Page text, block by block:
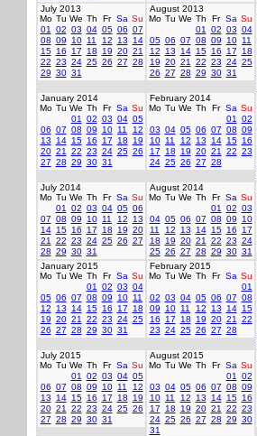
July 2013
Mo Tu We Th Fr Sa Su
01
02 03 04 05 06 07
08 09 10 11 12 13
14
15 16 17 18 19 20 21
22 23 24 25 26 27 28
29 30 31
August 2013
Mo Tu We Th Fr Sa Su
01
02 03 04
05 06 07 08 09 10 11
12
13 14 15 16 17
18
19 20 21 22 23 24 25
26 27 28 29 30 31
January 2014
Mo Tu We Th Fr Sa Su
01
02 03 04 05
06 07 08 09 10 11
12
13
14 15 16 17 18
19
20 21 22 23 24 25 26
27 28 29 30 31
February 2014
Mo Tu We Th Fr Sa Su
01
02
03 04 05 06 07 08 09
10 11 12 13 14 15 16
17
18 19 20 21 22 23
24 25 26 27 28
July 2014
Mo Tu We Th Fr Sa Su
01
02 03 04 05 06
07 08 09 10 11 12
13
14 15 16 17 18 19 20
21
22 23 24 25 26 27
28 29 30 31
August 2014
Mo Tu We Th Fr Sa Su
01
02 03
04 05 06 07 08 09
10
11
12 13 14 15 16
17
18
19 20 21 22 23 24
25 26 27 28 29 30 31
January 2015
Mo Tu We Th Fr Sa Su
01
02 03 04
05 06 07 08 09 10 11
12
13 14 15 16 17
18
19 20 21 22 23 24 25
26 27 28 29 30 31
February 2015
Mo Tu We Th Fr Sa Su
01
02 03 04 05 06 07 08
09
10 11 12 13 14 15
16
17 18 19 20 21
22
23 24 25 26 27 28
July 2015
Mo Tu We Th Fr Sa Su
01
02 03 04 05
06 07 08 09 10 11
12
13
14 15 16 17 18
19
20 21 22 23 24 25 26
27 28 29 30 31
August 2015
Mo Tu We Th Fr Sa Su
01
02
03 04 05 06 07 08 09
10 11 12 13 14 15 16
17
18 19 20 21 22 23
24 25 26 27 28 29 30
31